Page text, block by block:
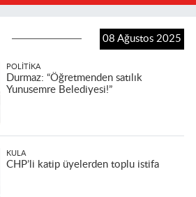
08 Ağustos 2025
POLITIKA
Durmaz: “Öğretmenden satılık
Yunusemre Belediyesi!”
KULA
CHP’li katip üyelerden toplu istifa